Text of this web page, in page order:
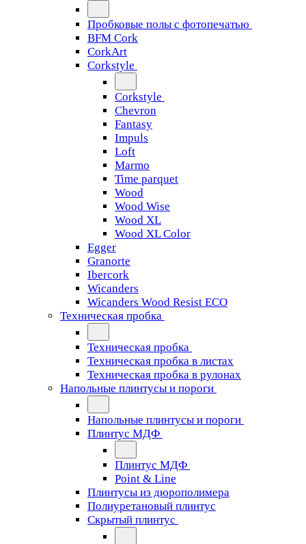
Пробковые полы с фотопечатью
BFM Cork
CorkArt
Corkstyle
Corkstyle
Chevron
Fantasy
Impuls
Loft
Marmo
Time parquet
Wood
Wood Wise
Wood XL
Wood XL Color
Egger
Granorte
Ibercork
Wicanders
Wicanders Wood Resist ECO
Техническая пробка
Техническая пробка
Техническая пробка в листах
Техническая пробка в рулонах
Напольные плинтусы и пороги
Напольные плинтусы и пороги
Плинтус МДФ
Плинтус МДФ
Point & Line
Плинтусы из дюрополимера
Полиуретановый плинтус
Скрытый плинтус